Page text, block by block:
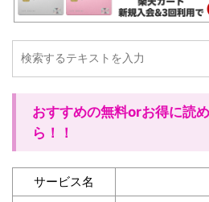
おすすめの無料orお得に読
ら！！
サービス名